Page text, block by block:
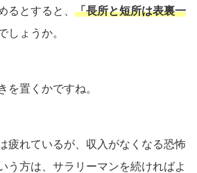
るとすると、 「長所と短所は表裏一
しょうか。
を置くかですね。
疲れているが、収入がなくなる恐怖
う方は、サラリーマンを続ければよ